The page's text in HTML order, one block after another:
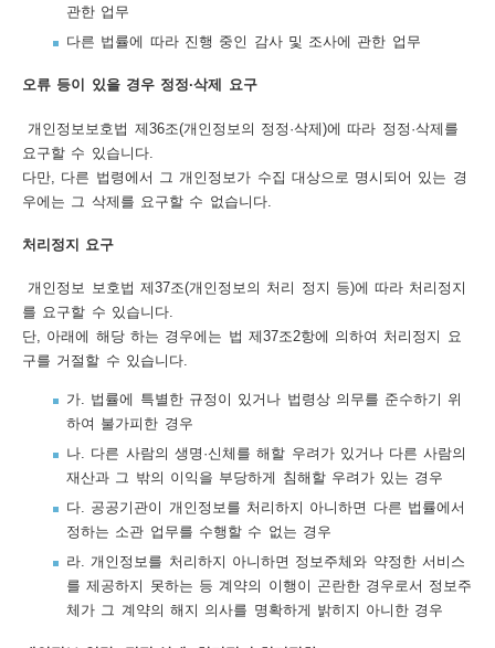
관한 업무
다른 법률에 따라 진행 중인 감사 및 조사에 관한 업무
오류 등이 있을 경우 정정·삭제 요구
개인정보보호법 제36조(개인정보의 정정·삭제)에 따라 정정·삭제를
요구할 수 있습니다.
다만, 다른 법령에서 그 개인정보가 수집 대상으로 명시되어 있는 경
우에는 그 삭제를 요구할 수 없습니다.
처리정지 요구
개인정보 보호법 제37조(개인정보의 처리 정지 등)에 따라 처리정지
를 요구할 수 있습니다.
단, 아래에 해당 하는 경우에는 법 제37조2항에 의하여 처리정지 요
구를 거절할 수 있습니다.
가. 법률에 특별한 규정이 있거나 법령상 의무를 준수하기 위
하여 불가피한 경우
나. 다른 사람의 생명·신체를 해할 우려가 있거나 다른 사람의
재산과 그 밖의 이익을 부당하게 침해할 우려가 있는 경우
다. 공공기관이 개인정보를 처리하지 아니하면 다른 법률에서
정하는 소관 업무를 수행할 수 없는 경우
라. 개인정보를 처리하지 아니하면 정보주체와 약정한 서비스
를 제공하지 못하는 등 계약의 이행이 곤란한 경우로서 정보주
체가 그 계약의 해지 의사를 명확하게 밝히지 아니한 경우
용
약